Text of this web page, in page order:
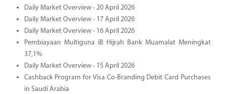
Daily Market Overview - 20 April 2026
Daily Market Overview - 17 April 2026
Daily Market Overview - 16 April 2026
Pembiayaan Multiguna iB Hijrah Bank Muamalat Meningkat
37,1%
Daily Market Overview - 15 April 2026
Cashback Program for Visa Co-Branding Debit Card Purchases
in Saudi Arabia